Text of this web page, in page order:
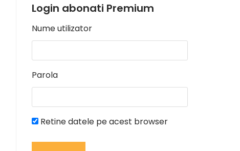
Login abonati Premium
Nume utilizator
Parola
Retine datele pe acest browser